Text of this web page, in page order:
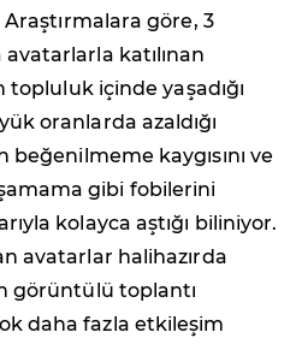
Araştırmalara göre, 3
katılınan
içinde yaşadığı
oranlarda azaldığı
beğenilmeme kaygısını ve
gibi fobilerini
kolayca aştığı biliniyor.
avatarlar halihazırda
görüntülü toplantı
daha fazla etkileşim